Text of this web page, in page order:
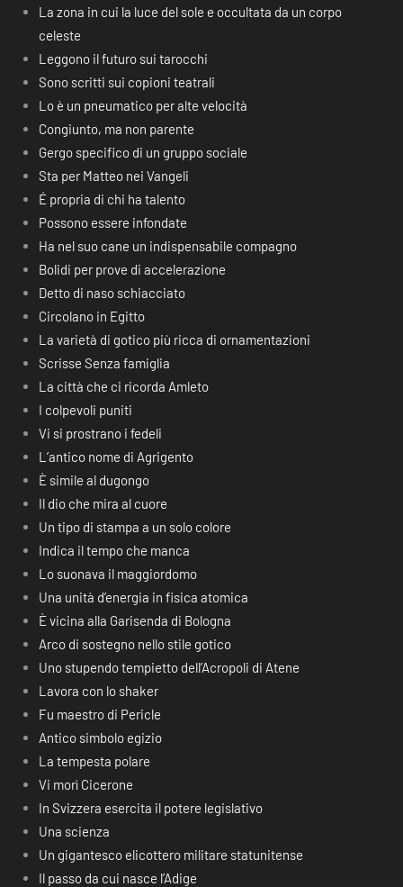
La zona in cui la luce del sole e occultata da un corpo
celeste
Leggono il futuro sui tarocchi
Sono scritti sui copioni teatrali
Lo è un pneumatico per alte velocità
Congiunto, ma non parente
Gergo specifico di un gruppo sociale
Sta per Matteo nei Vangeli
É propria di chi ha talento
Possono essere infondate
Ha nel suo cane un indispensabile compagno
Bolidi per prove di accelerazione
Detto di naso schiacciato
Circolano in Egitto
La varietà di gotico più ricca di ornamentazioni
Scrisse Senza famiglia
La città che ci ricorda Amleto
I colpevoli puniti
Vi si prostrano i fedeli
L’antico nome di Agrigento
È simile al dugongo
Il dio che mira al cuore
Un tipo di stampa a un solo colore
Indica il tempo che manca
Lo suonava il maggiordomo
Una unità d’energia in fisica atomica
È vicina alla Garisenda di Bologna
Arco di sostegno nello stile gotico
Uno stupendo tempietto dell’Acropoli di Atene
Lavora con lo shaker
Fu maestro di Pericle
Antico simbolo egizio
La tempesta polare
Vi morì Cicerone
In Svizzera esercita il potere legislativo
Una scienza
Un gigantesco elicottero militare statunitense
Il passo da cui nasce l’Adige